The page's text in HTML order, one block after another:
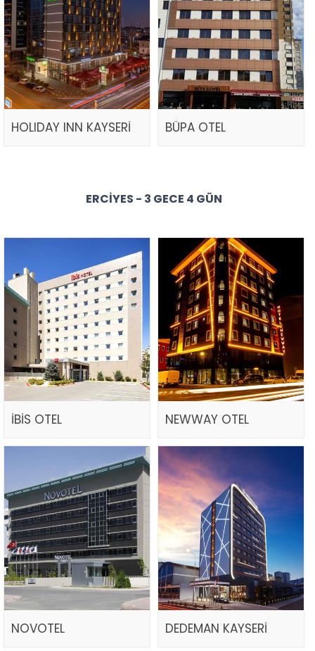
HOLIDAY INN KAYSERİ BÜPA OTEL
ERCIYES - 3 GECE 4 GÜN
İBİS OTEL NEWWAY OTEL
NOVOTEL DEDEMAN KAYSERİ